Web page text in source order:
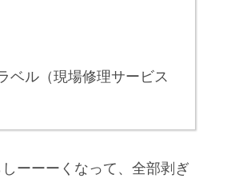
ベル（現場修理サービス
ーーーくなって、全部剥ぎ